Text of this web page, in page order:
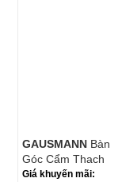
GAUSMANN Bàn
Góc Cẩm Thạch
Alpha LT-182
Giá khuyến mãi: